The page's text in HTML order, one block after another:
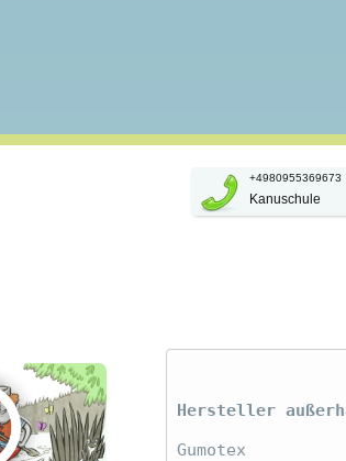
+4980955369673
Kanuschule
Hersteller
Gumotex